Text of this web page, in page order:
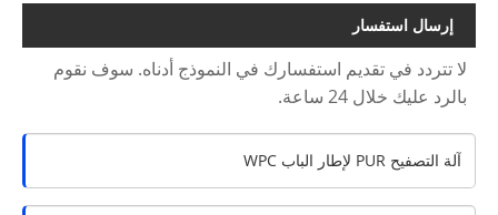
إرسال استفسار
لا تتردد في تقديم استفسارك في النموذج أدناه. سوف نقوم
بالرد عليك خلال 24 ساعة.